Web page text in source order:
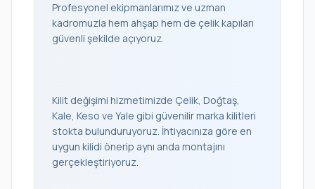
Profesyonel ekipmanlarımız ve uzman
kadromuzla hem ahşap hem de çelik kapıları
güvenli şekilde açıyoruz.
Kilit değişimi hizmetimizde Çelik, Doğtaş,
Kale, Keso ve Yale gibi güvenilir marka kilitleri
stokta bulunduruyoruz. İhtiyacınıza göre en
uygun kilidi önerip aynı anda montajını
gerçekleştiriyoruz.